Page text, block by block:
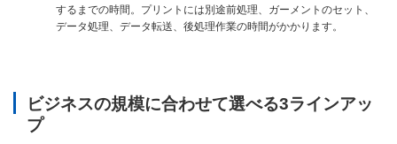
するまでの時間。プリントには別途前処理、ガーメントのセット、
データ処理、データ転送、後処理作業の時間がかかります。
ビジネスの規模に合わせて選べる3ラインアッ
プ